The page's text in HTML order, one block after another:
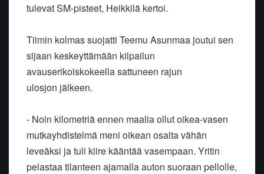
tulevat SM-pisteet, Heikkilä kertoi.
Tiimin kolmas suojatti Teemu Asunmaa joutui sen
sijaan keskeyttämään kilpailun
avauserikoiskokeella sattuneen rajun
ulosjon jälkeen.
- Noin kilometriä ennen maalia ollut oikea-vasen
mutkayhdistelmä meni oikean osalta vähän
leveäksi ja tuli kiire kääntää vasempaan. Yritin
pelastaa tilanteen ajamalla auton suoraan pellolle,